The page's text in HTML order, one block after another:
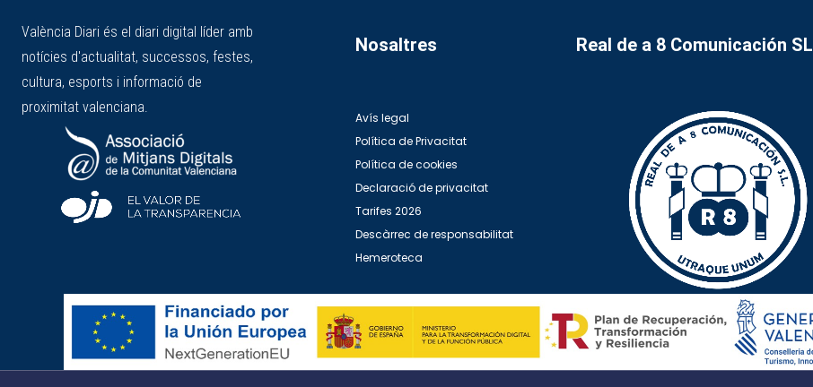
València Diari és el diari digital líder amb
notícies d'actualitat, successos, festes,
cultura, esports i informació de
proximitat valenciana.
Nosaltres
Avís legal
Política de Privacitat
Política de cookies
Declaració de privacitat
Tarifes 2026
Descàrrec de responsabilitat
Hemeroteca
Real de a 8 Comunicación SL